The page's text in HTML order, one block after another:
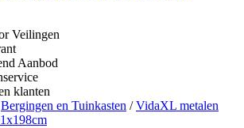
Veilingen
Aanbod
klanten
Bergingen en Tuinkasten /VidaXL metalen